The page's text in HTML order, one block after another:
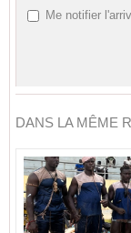
Me notifier
DANS LA MÊME